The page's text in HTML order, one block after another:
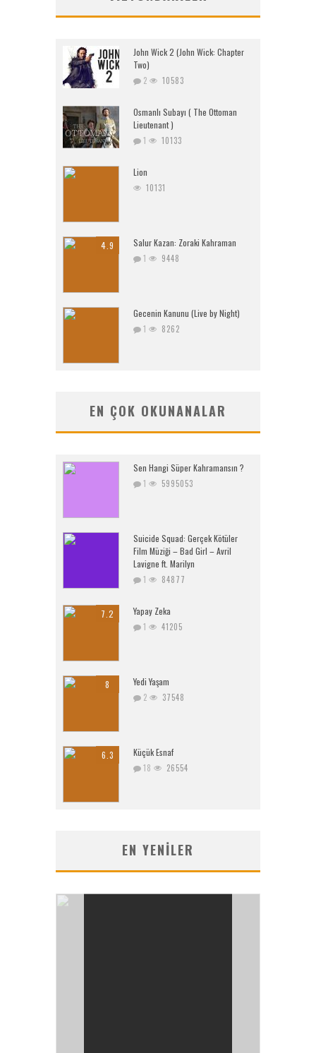
John Wick 2 (John Wick: Chapter
Two)
2 10583
Osmanlı Subayı ( The Ottoman
Lieutenant )
1 10133
Lion
10131
4.9 Salur Kazan: Zoraki Kahraman
1 9448
Gecenin Kanunu (Live by Night)
1 8262
EN ÇOK OKUNANALAR
Sen Hangi Süper Kahramansın ?
1 5995053
Suicide Squad: Gerçek Kötüler
Film Müziği – Bad Girl – Avril
Lavigne ft. Marilyn
1 84877
7.2 Yapay Zeka
1 41205
8 Yedi Yaşam
2 37548
6.3 Küçük Esnaf
18 26554
EN YENILER